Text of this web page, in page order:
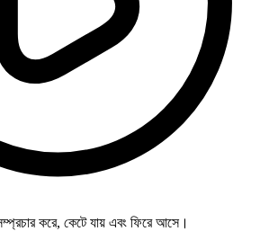
করে, কেটে যায় এবং ফিরে আসে।